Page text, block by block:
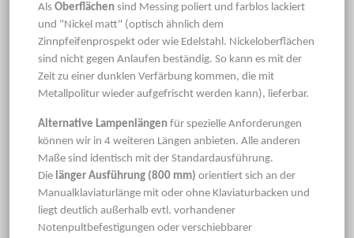
Als Oberflächen sind Messing poliert und farblos lackiert
und "Nickel matt" (optisch ähnlich dem
Zinnpfeifenprospekt oder wie Edelstahl. Nickeloberflächen
sind nicht gegen Anlaufen beständig. So kann es mit der
Zeit zu einer dunklen Verfärbung kommen, die mit
Metallpolitur wieder aufgefrischt werden kann), lieferbar.
Alternative Lampenlängen für spezielle Anforderungen
können wir in 4 weiteren Längen anbieten. Alle anderen
Maße sind identisch mit der Standardausführung.
Die länger Ausführung (800 mm) orientiert sich an der
Manualklaviaturlänge mit oder ohne Klaviaturbacken und
liegt deutlich außerhalb evtl. vorhandener
Notenpultbefestigungen oder verschiebbarer